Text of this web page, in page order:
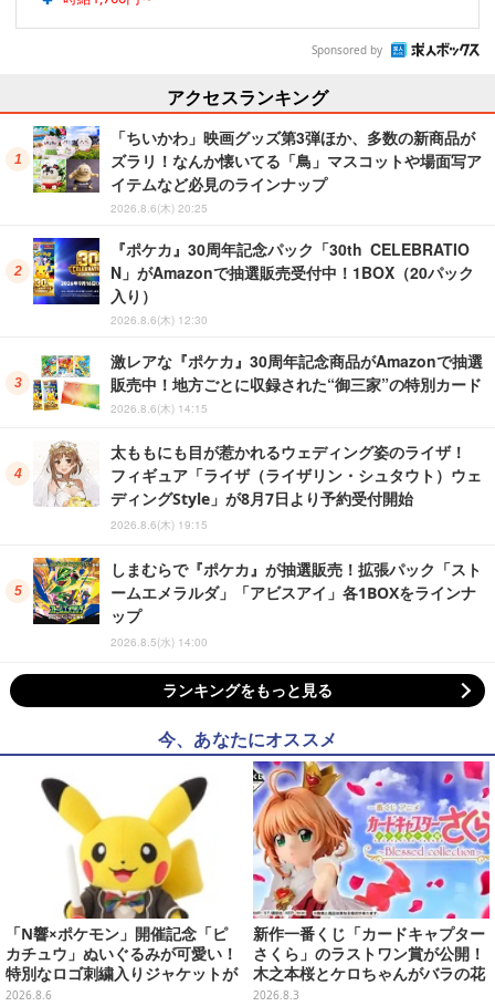
Sponsored by
アクセスランキング
「ちいかわ」映画グッズ第3弾ほか、多数の新商品が
ズラリ！なんか懐いてる「鳥」マスコットや場面写ア
イテムなど必見のラインナップ
2026.8.6(木) 20:25
『ポケカ』30周年記念パック「30th CELEBRATIO
N」がAmazonで抽選販売受付中！1BOX（20パック
入り）
2026.8.6(木) 12:30
激レアな『ポケカ』30周年記念商品がAmazonで抽選
販売中！地方ごとに収録された“御三家”の特別カード
2026.8.6(木) 14:15
太ももにも目が惹かれるウェディング姿のライザ！
フィギュア「ライザ（ライザリン・シュタウト）ウェ
ディングStyle」が8月7日より予約受付開始
2026.8.6(木) 19:15
しまむらで『ポケカ』が抽選販売！拡張パック「スト
ームエメラルダ」「アビスアイ」各1BOXをラインナ
ップ
2026.8.5(水) 14:00
ランキングをもっと見る
今、あなたにオススメ
「N響×ポケモン」開催記念「ピ
カチュウ」ぬいぐるみが可愛い！
特別なロゴ刺繍入りジャケットが
オシャレ
2026.8.6
新作一番くじ「カードキャプター
さくら」のラストワン賞が公開！
木之本桜とケロちゃんがバラの花
びらに包まれている姿で立体化
2026.8.3